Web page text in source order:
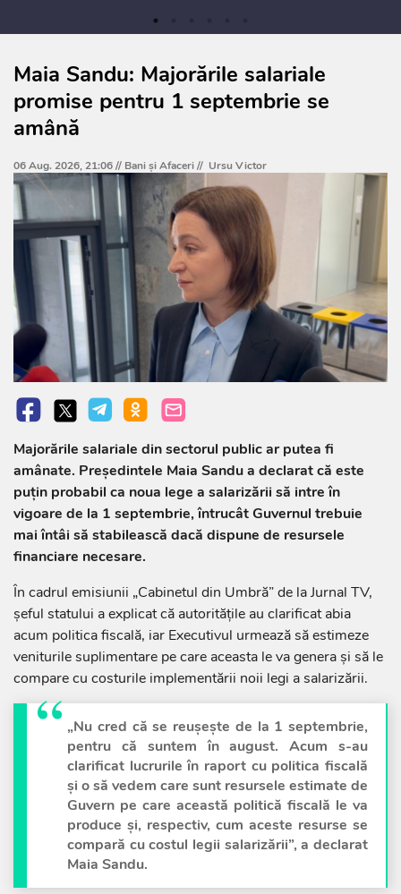
Maia Sandu: Majorările salariale
promise pentru 1 septembrie se
amână
06 Aug. 2026, 21:06 // Bani și Afaceri// Ursu Victor
Majorările salariale din sectorul public ar putea fi
amânate. Președintele Maia Sandu a declarat că este
puțin probabil ca noua lege a salarizării să intre în
vigoare de la 1 septembrie, întrucât Guvernul trebuie
mai întâi să stabilească dacă dispune de resursele
financiare necesare.
În cadrul emisiunii „Cabinetul din Umbră” de la Jurnal TV,
șeful statului a explicat că autoritățile au clarificat abia
acum politica fiscală, iar Executivul urmează să estimeze
veniturile suplimentare pe care aceasta le va genera și să le
compare cu costurile implementării noii legi a salarizării.
„Nu cred că se reușește de la 1 septembrie,
pentru că suntem în august. Acum s-au
clarificat lucrurile în raport cu politica fiscală
și o să vedem care sunt resursele estimate de
Guvern pe care această politică fiscală le va
produce și, respectiv, cum aceste resurse se
compară cu costul legii salarizării”, a declarat
Maia Sandu.